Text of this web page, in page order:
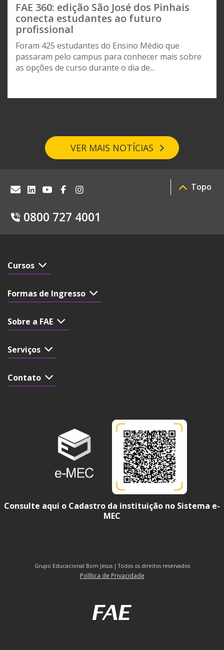
FAE 360: edição São José dos Pinhais
conecta estudantes ao futuro
profissional
Foram 425 estudantes do Ensino Médio que
passaram pelo campus para conhecer mais sobre
as opções de curso durante o dia de...
VER MAIS NOTÍCIAS
0800 727 4001
Topo
Cursos
Formas de Ingresso
Sobre a FAE
Serviços
Contato
Consulte aqui o Cadastro da instituição no Sistema e-
MEC
Grupo Educacional Bom Jesus | Todos os direitos reservados
Política de Privacidade